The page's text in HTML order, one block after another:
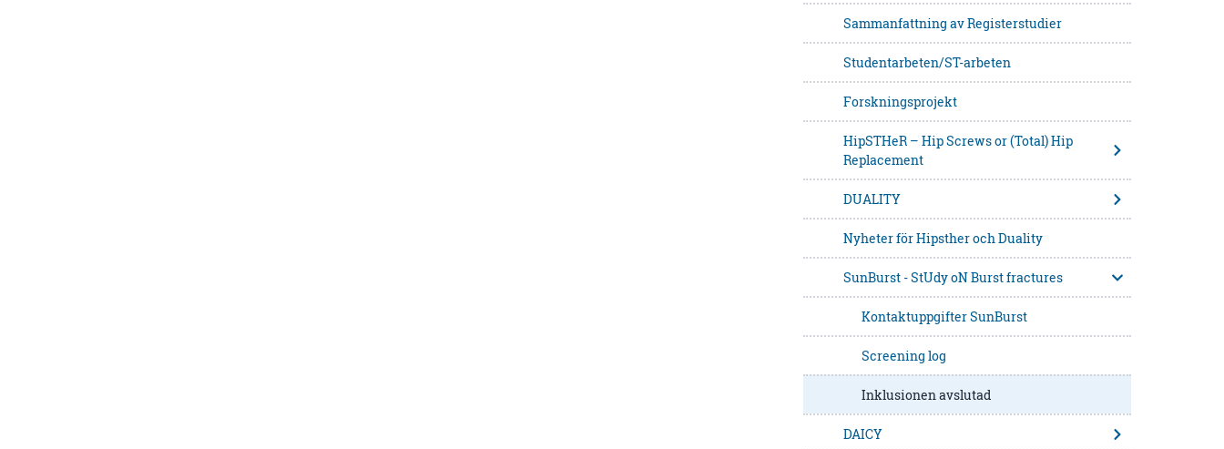
Sammanfattning av Registerstudier
Studentarbeten/ST-arbeten
Forskningsprojekt
HipSTHeR – Hip Screws or (Total) Hip
Replacement
DUALITY
Nyheter för Hipsther och Duality
SunBurst - StUdy oN Burst fractures
Kontaktuppgifter SunBurst
Screening log
Inklusionen avslutad
DAICY